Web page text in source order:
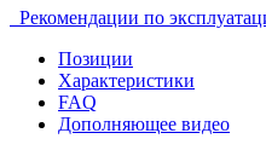
Рекомендации по
Позиции
Характеристики
FAQ
Дополняющее видео